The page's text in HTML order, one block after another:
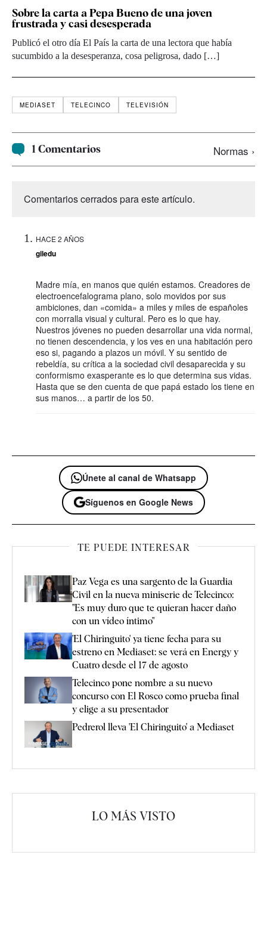
Sobre la carta a Pepa Bueno de una joven
frustrada y casi desesperada
Publicó el otro día El País la carta de una lectora que había
sucumbido a la desesperanza, cosa peligrosa, dado […]
MEDIASET TELECINCO TELEVISIÓN
1 Comentarios Normas ›
Comentarios cerrados para este artículo.
HACE 2 AÑOS
giledu
Madre mía, en manos que quién estamos. Creadores de
electroencefalograma plano, solo movidos por sus
ambiciones, dan «comida» a miles y miles de españoles
con morralla visual y cultural. Pero es lo que hay.
Nuestros jóvenes no pueden desarrollar una vida normal,
no tienen descendencia, y los ves en una habitación pero
eso si, pagando a plazos un móvil. Y su sentido de
rebeldía, su crítica a la sociedad civil desaparecida y su
conformismo exasperante es lo que determina sus vidas.
Hasta que se den cuenta de que papá estado los tiene en
sus manos… a partir de los 50.
Únete al canal de Whatsapp
Síguenos en Google News
TE PUEDE INTERESAR
Paz Vega es una sargento de la Guardia
Civil en la nueva miniserie de Telecinco:
"Es muy duro que te quieran hacer daño
con un vídeo íntimo"
'El Chiringuito' ya tiene fecha para su
estreno en Mediaset: se verá en Energy y
Cuatro desde el 17 de agosto
Telecinco pone nombre a su nuevo
concurso con El Rosco como prueba final
y elige a su presentador
Pedrerol lleva 'El Chiringuito' a Mediaset
LO MÁS VISTO